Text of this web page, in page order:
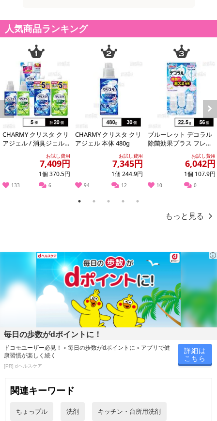
必ずご確認ください。
【キャンセルについて】
※お申込み後のキャンセルはお受けできません。
記載されている内容を必ずご確認いただき、お届けする商品セット
にご納得いただきましたうえでお申し込みください。
※パッケージ変更や商品リニューアル(成分など含む)等により、参考
の掲載画像や画像内のバーコードなど、お届け商品と多少異なる場
合がございます。
また、[新たな加工食品の原料原産地表示制度]の経過措置期間の終
了により、商品詳細内に記載の原産国・原材料の表記が旧表記の場
合がございます。
あらかじめご了承いただいた上でお申込みください。なお、本理由
によるお申込み後のキャンセル・返品交換は対応いたしかねます。
【お支払いについて】
※送料はお試し費用に含まれております。
※お支払い方法は、電話料金合算払い、クレジットカード、dポイン
【発送・お届け・商品について】
※お申込み頂きました商品の同梱、お届けの日時指定はいたしかね
ます。
※会員様のご都合でお受取りいただけない場合、商品の再発送や返
金はいたしかねます。
また、お届け日時のご指定は、お受けできません。宅配業者からの
不在票にてご対応ください。
※発送予定日は前後する場合がございます。また商品によって発送
日が異なります。
※dショッピングサンプル百貨店よりお届けする商品は、ご利用いた
だいた後のご感想をいただくことを目的としており、転売等は固く
禁じます。
転売等、目的以外での利用が確認された場合は、サービス利用を停
人気商品ランキング
Previous
CHARMY クリスタ クリ
アジェル / 消臭ジェル
本体＆つめかえ用セッ
お試し費用
7,409円
1個 370.5円
133 6
CHARMY クリスタ クリ
アジェル 本体 480g
お試し費用
7,345円
1個 244.9円
94 12
ブルーレット デコラル
除菌効果プラス フレッ
シュソープ 22.5gお試し費用
6,042円
1個 107.9円
10 0
Next
1 2 3 4 5
もっと見る
毎日の歩数がdポイントに！
ドコモユーザー必見！＜毎日の歩数がdポイントに＞アプリで健
康習慣が楽しく続く
[PR] dヘルスケア
詳細は
こちら
関連キーワード
ちょっプル 洗剤 キッチン・台所用洗剤